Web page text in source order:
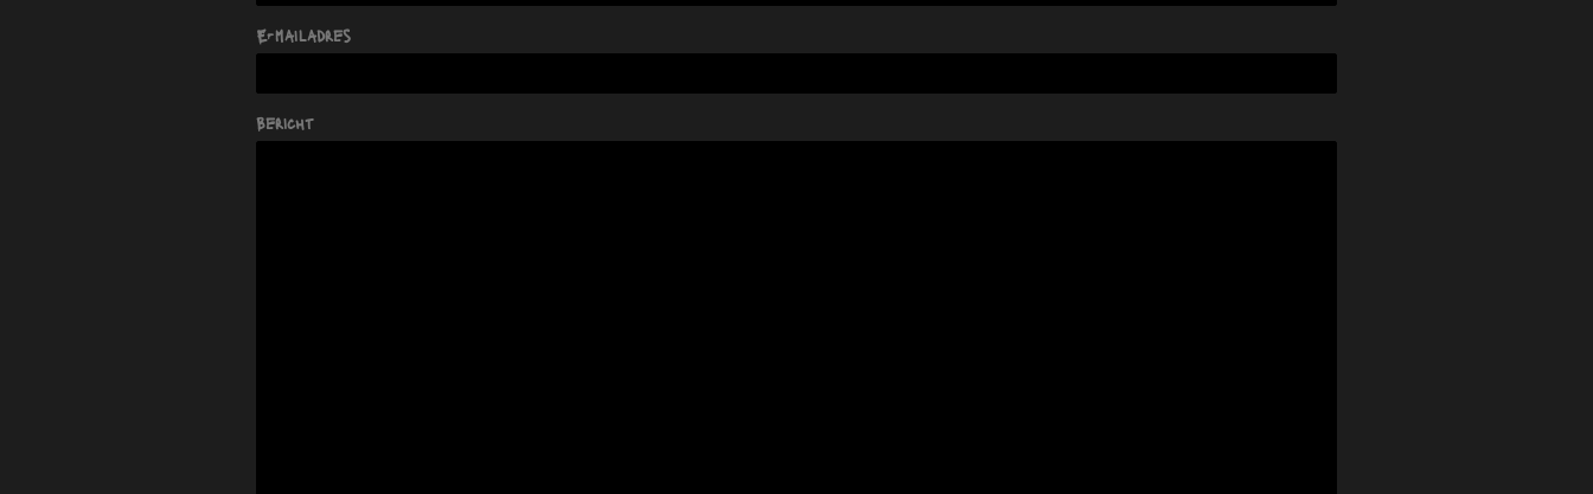
E-mailadres
Bericht